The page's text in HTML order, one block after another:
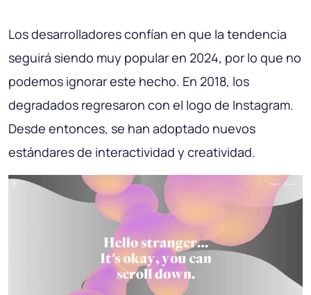
Los desarrolladores confían en que la tendencia
seguirá siendo muy popular en 2024, por lo que no
podemos ignorar este hecho. En 2018, los
degradados regresaron con el logo de Instagram.
Desde entonces, se han adoptado nuevos
estándares de interactividad y creatividad.